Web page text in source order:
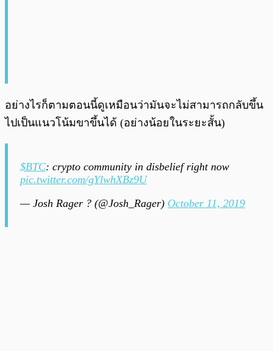
อย่างไรก็ตามตอนนี้ดูเหมือนว่ามันจะไม่สามารถกลับขึ้น
ไปเป็นแนวโน้มขาขึ้นได้ (อย่างน้อยในระยะสั้น)
$BTC: crypto community in disbelief right now
pic.twitter.com/gYlwhXBz9U
— Josh Rager ? (@Josh_Rager) October 11, 2019